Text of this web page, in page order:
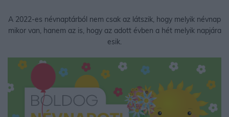
A 2022-es névnaptárból nem csak az látszik, hogy melyik névnap
mikor van, hanem az is, hogy az adott évben a hét melyik napjára
esik.